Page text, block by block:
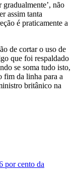
gradualmente’, não
assim tanta
é praticamente a
de cortar o uso de
que foi respaldado
se soma tudo isto,
fim da linha para a
britânico na
por cento da